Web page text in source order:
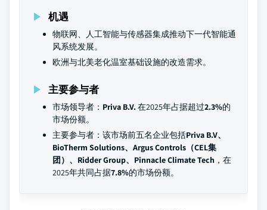
机遇
物联网、人工智能与传感器集成推动下一代智能通
风系统发展。
欧洲与北美老化温室基础设施的改造需求。
主要参与者
市场领导者： Priva B.V.在2025年占据超过2.3%的
市场份额。
主要参与者：该市场前五名企业包括Priva B.V、
BioTherm Solutions、Argus Controls（CEL集
团）、Ridder Group、Pinnacle Climate Tech ，在
2025年共同占据7.8%的市场份额。